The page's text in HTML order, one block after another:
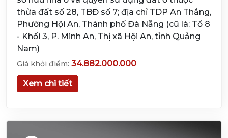
thửa đất số 28, TBĐ số 7; địa chỉ TDP An Thắng,
Phường Hội An, Thành phố Đà Nẵng (cũ là: Tổ 8
- Khối 3, P. Minh An, Thị xã Hội An, tỉnh Quảng
Nam)
Giá khởi điểm: 34.882.000.000
Xem chi tiết